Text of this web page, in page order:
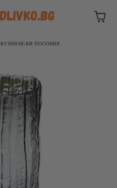
КУХНЕНСКИ ПОСОБИЯ